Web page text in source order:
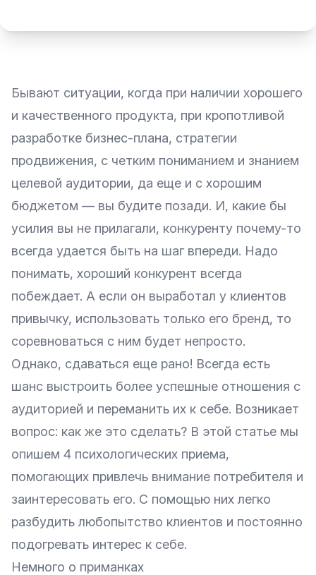
Бывают ситуации, когда при наличии хорошего
и качественного продукта, при кропотливой
разработке бизнес-плана, стратегии
продвижения, с четким пониманием и знанием
целевой аудитории, да еще и с хорошим
бюджетом — вы будите позади. И, какие бы
усилия вы не прилагали, конкуренту почему-то
всегда удается быть на шаг впереди. Надо
понимать, хороший конкурент всегда
побеждает. А если он выработал у клиентов
привычку, использовать только его бренд, то
соревноваться с ним будет непросто.
Однако, сдаваться еще рано! Всегда есть
шанс выстроить более успешные отношения с
аудиторией и переманить их к себе. Возникает
вопрос: как же это сделать? В этой статье мы
опишем 4 психологических приема,
помогающих привлечь внимание потребителя и
заинтересовать его. С помощью них легко
разбудить любопытство клиентов и постоянно
подогревать интерес к себе.
Немного о приманках